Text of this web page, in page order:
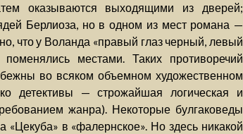
оказываются выходящими из дверей;
Берлиоза, но в одном из мест романа —
что у Воланда «правый глаз черный, левый
местами. Таких противоречий
во всяком объемном художественном
детективы — строжайшая логическая и
жанра). Некоторые булгаковеды
в «фалернское». Но здесь никакой